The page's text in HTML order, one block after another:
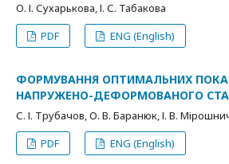
О. І. Сухарькова, І. С. Табакова
PDF
ENG (English)
ФОРМУВАННЯ ОПТИМАЛЬНИХ
НАПРУЖЕНО-ДЕФОРМОВАНОГО
С. І. Трубачов, О. В. Баранюк, І. В.
PDF
ENG (English)